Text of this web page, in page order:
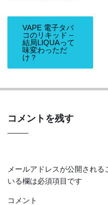
VAPE 電子タバ
コのリキッド –
結局LIQUAって
味変わっただ
け？
コメントを残す
メールアドレスが公開される
いる欄は必須項目です
コメント